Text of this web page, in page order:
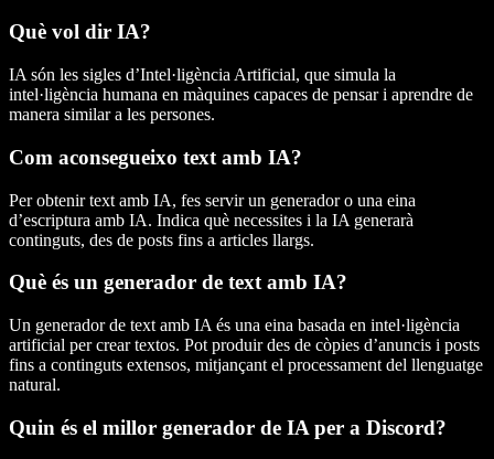
Què vol dir IA?
IA són les sigles d’Intel·ligència Artificial, que simula la
intel·ligència humana en màquines capaces de pensar i aprendre de
manera similar a les persones.
Com aconsegueixo text amb IA?
Per obtenir text amb IA, fes servir un generador o una eina
d’escriptura amb IA. Indica què necessites i la IA generarà
continguts, des de posts fins a articles llargs.
Què és un generador de text amb IA?
Un generador de text amb IA és una eina basada en intel·ligència
artificial per crear textos. Pot produir des de còpies d’anuncis i posts
fins a continguts extensos, mitjançant el processament del llenguatge
natural.
Quin és el millor generador de IA per a Discord?